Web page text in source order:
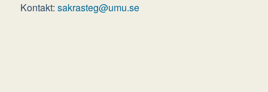
Kontakt: sakrasteg@umu.se